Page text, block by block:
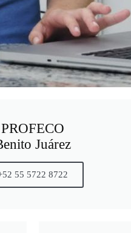
PROFECO
Juárez
55 5722 8722